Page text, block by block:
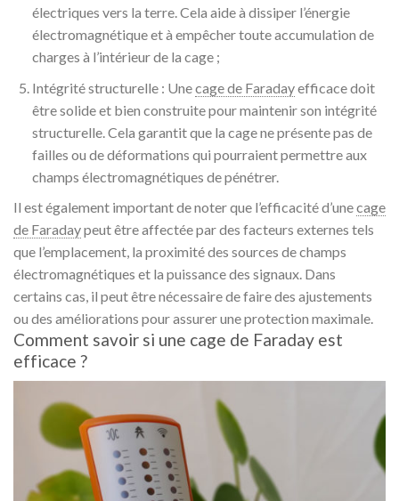
électriques vers la terre. Cela aide à dissiper l’énergie
électromagnétique et à empêcher toute accumulation de
charges à l’intérieur de la cage ;
Intégrité structurelle : Unecage de Faradayefficace doit
être solide et bien construite pour maintenir son intégrité
structurelle. Cela garantit que la cage ne présente pas de
failles ou de déformations qui pourraient permettre aux
champs électromagnétiques de pénétrer.
Il est également important de noter que l’efficacité d’unecage
de Faradaypeut être affectée par des facteurs externes tels
que l’emplacement, la proximité des sources de champs
électromagnétiques et la puissance des signaux. Dans
certains cas, il peut être nécessaire de faire des ajustements
ou des améliorations pour assurer une protection maximale.
Comment savoir si une cage de Faraday est
efficace ?